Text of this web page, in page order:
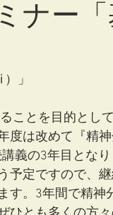
ナー
」
ことを目的とし
度は改めて『精
義の3年目となり
予定ですので、
す。3年間で精神